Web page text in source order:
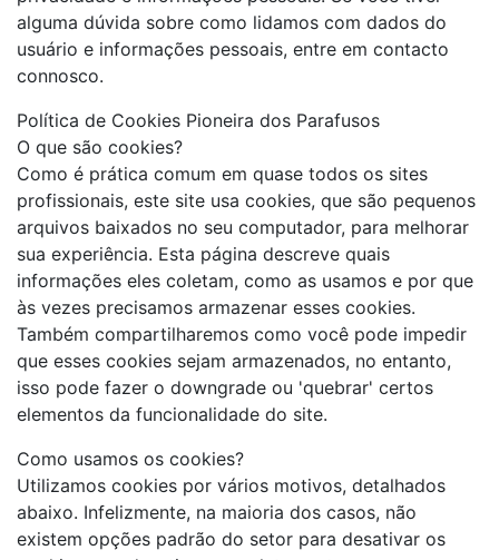
alguma dúvida sobre como lidamos com dados do
usuário e informações pessoais, entre em contacto
connosco.
Política de Cookies Pioneira dos Parafusos
O que são cookies?
Como é prática comum em quase todos os sites
profissionais, este site usa cookies, que são pequenos
arquivos baixados no seu computador, para melhorar
sua experiência. Esta página descreve quais
informações eles coletam, como as usamos e por que
às vezes precisamos armazenar esses cookies.
Também compartilharemos como você pode impedir
que esses cookies sejam armazenados, no entanto,
isso pode fazer o downgrade ou 'quebrar' certos
elementos da funcionalidade do site.
Como usamos os cookies?
Utilizamos cookies por vários motivos, detalhados
abaixo. Infelizmente, na maioria dos casos, não
existem opções padrão do setor para desativar os